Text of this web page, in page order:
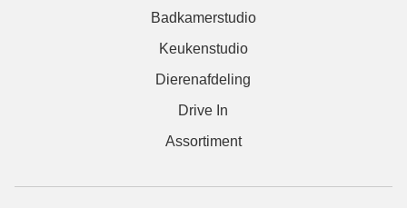
Badkamerstudio
Keukenstudio
Dierenafdeling
Drive In
Assortiment